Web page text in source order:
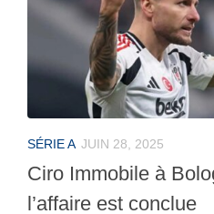
SÉRIE A JUIN 28, 2025
Ciro Immobile à
l’affaire est conclue